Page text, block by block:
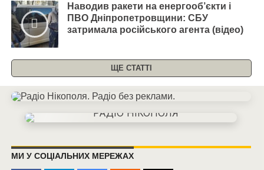
Наводив ракети на енергооб’єкти і
ПВО Дніпропетровщини: СБУ
затримала російського агента (відео)
ЩЕ СТАТТІ
МИ У СОЦІАЛЬНИХ МЕРЕЖАХ